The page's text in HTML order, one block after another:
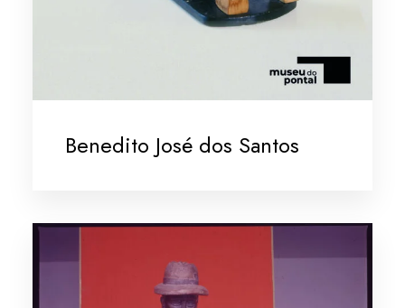
Benedito José dos Santos